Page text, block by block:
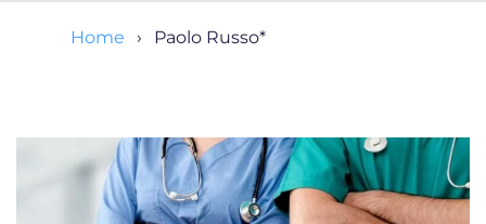
Home Paolo Russo*